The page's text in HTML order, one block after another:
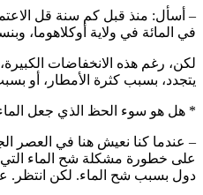
في المائة في ولاية أوكلاهوما، وبنسبة 15 في المائة في ولاية كنساس، والتي كما قلت، صارت ولاية ذرة أكثر منها
لكن، رغم هذه الانخفاضات
يتجدد، بسبب كثرة الأمطار، أو
* هل هو سوء الحظ الذي جعل الماء
– عندما كنا نعيش هنا في العصر
على خطورة مشكلة شح الماء
دول بسبب شح الماء. لكن انتظر.